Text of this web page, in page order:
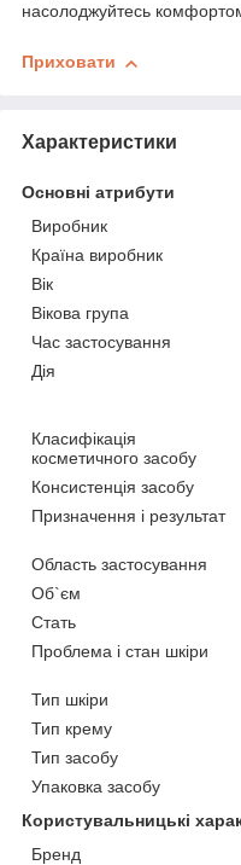
насолоджуйтесь
Приховати
Характеристики
Основні атрибути
Виробник
Країна виробник
Вік
Вікова група
Час застосування
Дія
Класифікація
косметичного засобу
Консистенція засобу
Призначення і результат
Область застосування
Об`єм
Стать
Проблема і стан шкіри
Тип шкіри
Тип крему
Тип засобу
Упаковка засобу
Користувальницькі
Бренд